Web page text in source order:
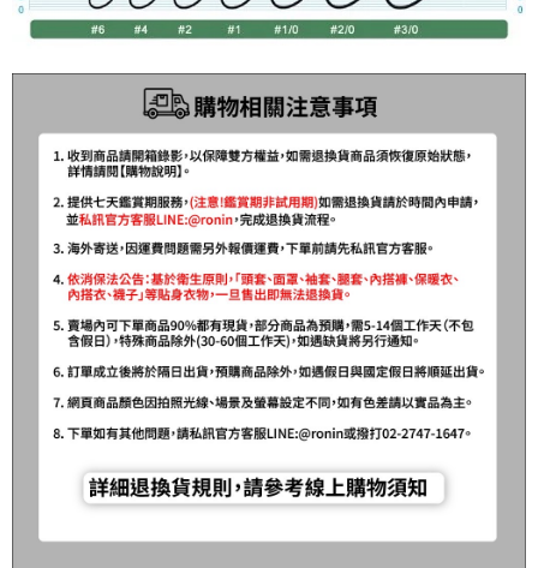
1.分期款項不併入電信帳單，「大哥付你分期」於每月結算日後寄送繳費提
醒簡訊。
帳／街口支付／iPASS MONEY」等通路繳費。
1.本服務係由「台灣大哥大股份有限公司」（以下簡稱本公司）所提供，讓
用戶於交易時，得透過本服務購買商品或服務，並由商店將買賣／分期付款
買賣價金債權讓與本公司後，依約使用本公司帳單繳交帳款。
2.基於同意付款使用「大哥付你分期」之契約關係目的，商店將以您的個人
資料（包含姓名、電話或地址）提供予台灣大哥大進項蒐集、處理及利用，
由本公司與您本人進行分期帳單所需資料之確認、核對及更正。
【「AFTEE先享後付」結帳流程】
１．於結帳方式選擇「AFTEE先享後付」後，將跳轉至「AFTEE先享後付」
３．收到繳費通知簡訊後14天內，點擊此簡訊中的連結，可透過四大超商／
ATM／網路銀行／等多元方式進行付款，方視為交易完成。
※ 請注意：結帳手續完成當下不需立刻繳費，但若您需要取消訂單，請聯絡
購買商品的店家。未經商家同意取消之訂單仍視為有效，需透過AFTEE先享
※ 交易是否成功請以「AFTEE先享後付 」之結帳頁面顯示為準，若有關於
是否繳費成功／繳費後需取消欲退款等相關疑問，請聯繫「AFTEE先享後付
客戶支援中心」https://netprotections.freshdesk.com/support/home
【注意事項】
１．透過由恩沛科技股份有限公司提供之「AFTEE先享後付」服務完成之交
易，需依本服務之必要範圍內提供個人資料，並將交易相關給付款項請求債
權轉讓予恩沛科技股份有限公司。
２．關於個人資料處理事宜，請瀏覽以下網址：
https://aftee.tw/terms/#terms3
３．未成年的使用者請事先徵得法定代理人或監護人之同意方可使用
４．使用「AFTEE先享後付」時，將依據個別帳號之用戶狀況，依本公司即
時審查核予不同之上限額度；若仍有額度不足之情形，本公司將視審查結果
全家取貨付款
每筆NT$60，滿NT$1,200(含以上)免運費
7-11取貨付款
每筆NT$60，滿NT$1,200(含以上)免運費
付款後7-11取貨
每筆NT$60，滿NT$1,200(含以上)免運費
一般宅配（門市自取請勿下單，請聯繫客服）
每筆NT$100，滿NT$2,000(含以上)免運費
離島一般宅配
每筆NT$200，滿NT$2,000(含以上)免運費
貨到付款（門市自取請勿下單，請聯繫客服）